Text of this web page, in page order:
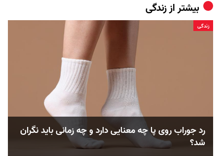
بیشتر اززندگی
زندگی
رد جوراب روی پا چه معنایی دارد و چه زمانی باید نگران
شد؟